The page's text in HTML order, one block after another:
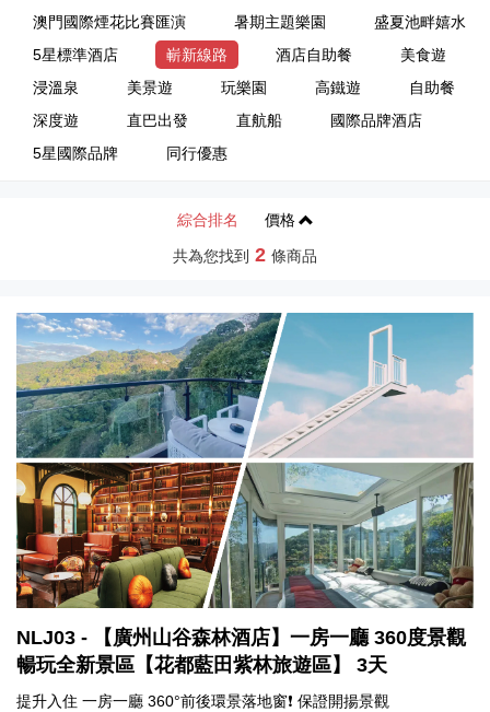
澳門國際煙花比賽匯演
暑期主題樂園
盛夏池畔嬉水
5星標準酒店
嶄新線路 酒店自助餐
美食遊
浸溫泉
美景遊 玩樂園 高鐵遊
自助餐
深度遊
直巴出發 直航船
國際品牌酒店
5星國際品牌
同行優惠
綜合排名 價格
共為您找到 2 條商品
NLJ03 - 【廣州山谷森林酒店】一房一廳 360度景觀
暢玩全新景區【花都藍田紫林旅遊區】 3天
提升入住 一房一廳 360°前後環景落地窗❗ 保證開揚景觀